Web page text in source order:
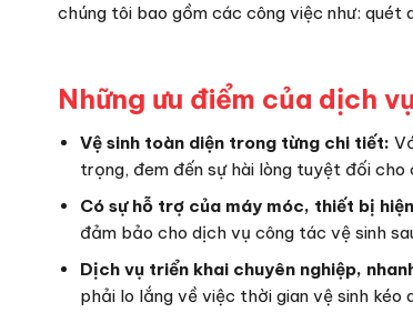
chúng tôi bao gồm các công việc như:
Những ưu điểm của dịch
Vệ sinh toàn diện trong từng chi tiết:
trọng, đem đến sự hài lòng tuyệt đối cho
Có sự hỗ trợ của máy móc, thiết bị
đảm bảo cho dịch vụ công tác vệ sinh
Dịch vụ triển khai chuyên nghiệp,
phải lo lắng về việc thời gian vệ sinh kéo